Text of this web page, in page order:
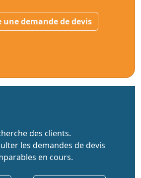
une demande de devis
des clients.
les demandes de devis
en cours.